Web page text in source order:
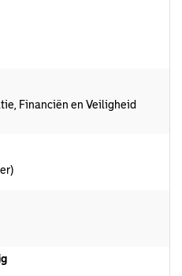
Financiën en Veiligheid